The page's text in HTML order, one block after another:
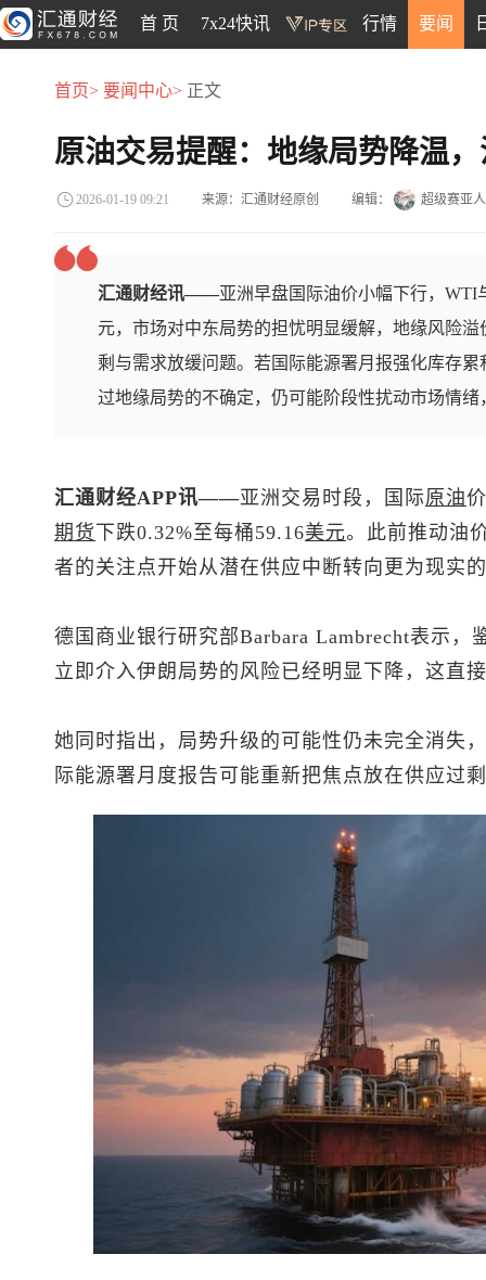
首 页 7x24快讯 行情 要闻
首页> 要闻中心> 正文
原油交易提醒：地缘局势降温
2026-01-19 09:21 来源：汇通财经原创 编辑： 超级赛亚人
汇通财经讯——亚洲早盘国际油价小幅下行，WTI
元，市场对中东局势的担忧明显缓解，地缘风险
剩与需求放缓问题。若国际能源署月报强化库存
过地缘局势的不确定，仍可能阶段性扰动市场情
汇通财经APP讯——亚洲交易时段，国际原油
期货 下跌0.32%至每桶59.16美元。此前推动油
者的关注点开始从潜在供应中断转向更为现实
德国商业银行研究部Barbara Lambrecht表示，
立即介入伊朗局势的风险已经明显下降，这直
她同时指出，局势升级的可能性仍未完全消失
际能源署月度报告可能重新把焦点放在供应过